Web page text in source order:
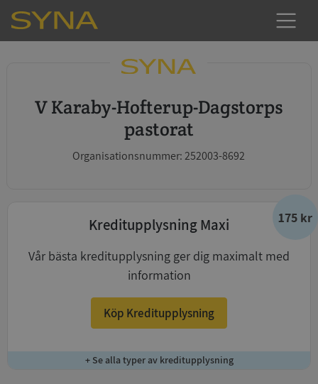
V Karaby-Hofterup-Dagstorps
pastorat
Organisationsnummer: 252003-8692
175 kr
Kreditupplysning Maxi
Vår bästa kreditupplysning ger dig maximalt med
information
Köp Kreditupplysning
+ Se alla typer av kreditupplysning